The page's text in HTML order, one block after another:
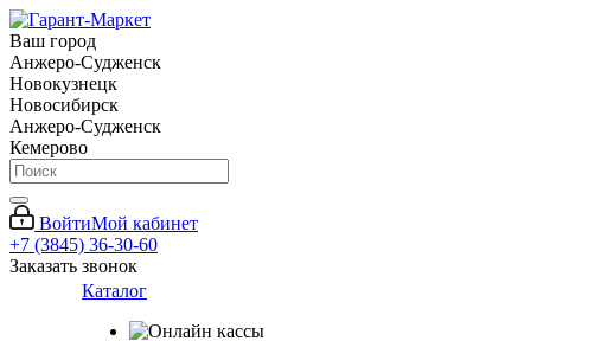
Ваш город
Анжеро-Судженск
Новокузнецк
Новосибирск
Анжеро-Судженск
Кемерово
ВойтиМой кабинет
+7 (3845) 36-30-60
Заказать звонок
Каталог